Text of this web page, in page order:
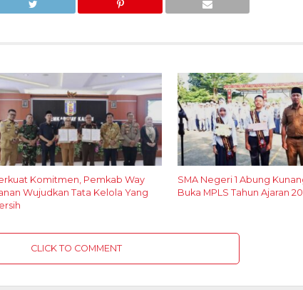
Komitmen, Pemkab Way
Wujudkan Tata Kelola Yang
SMA Negeri 1 Abung
Buka MPLS Tahun Ajaran
CLICK TO COMMENT